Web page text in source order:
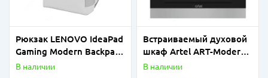
Рюкзак LENOVO IdeaPad
Gaming Modern Backpack
16" White GX41H71241
В наличии
Встраиваемый духовой
шкаф Artel ART-Moderno
I6705 inox
В наличии